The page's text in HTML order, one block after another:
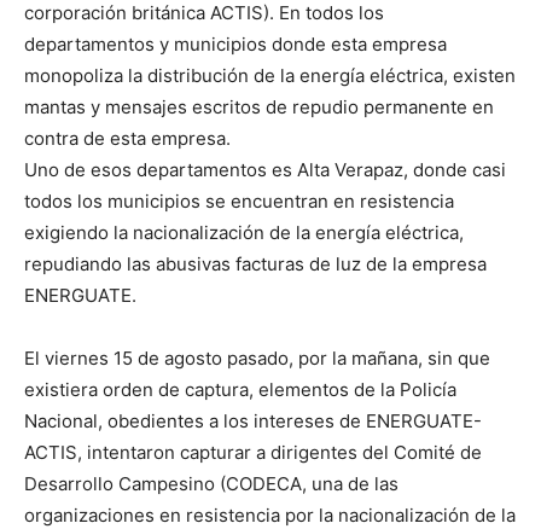
corporación británica ACTIS). En todos los
departamentos y municipios donde esta empresa
monopoliza la distribución de la energía eléctrica, existen
mantas y mensajes escritos de repudio permanente en
contra de esta empresa.
Uno de esos departamentos es Alta Verapaz, donde casi
todos los municipios se encuentran en resistencia
exigiendo la nacionalización de la energía eléctrica,
repudiando las abusivas facturas de luz de la empresa
ENERGUATE.
El viernes 15 de agosto pasado, por la mañana, sin que
existiera orden de captura, elementos de la Policía
Nacional, obedientes a los intereses de ENERGUATE-
ACTIS, intentaron capturar a dirigentes del Comité de
Desarrollo Campesino (CODECA, una de las
organizaciones en resistencia por la nacionalización de la